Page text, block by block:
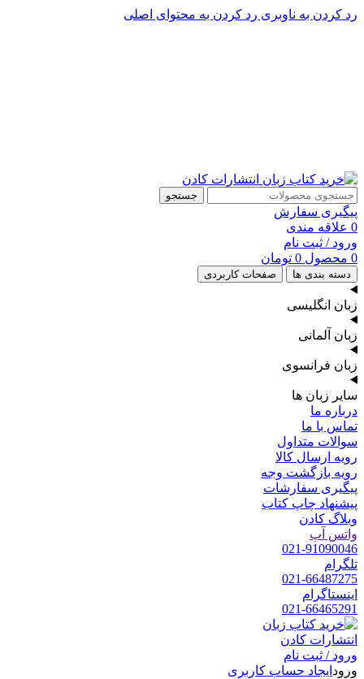
رد کردن به ناوبری رد کردن به محتوای اصلی
جستجو
پیگیری سفارش
0 علاقه مندی
ورود / ثبت نام
0 محصول 0 تومان
دسته بندی ها صفحات کاربردی
زبان انگلیسی
زبان آلمانی
زبان فرانسوی
سایر زبان ها
درباره ما
تماس با ما
سوالات متداول
رویه ارسال کالا
رویه بازگشت وجه
پیگیری سفارشات
پیشنهاد چاپ کتاب
وبلاگ کادن
واتس آپ
021-91090046
تلگرام
021-66487275
اینستاگرام
021-66465291
ورود / ثبت نام
ورود ایجاد حساب کاربری